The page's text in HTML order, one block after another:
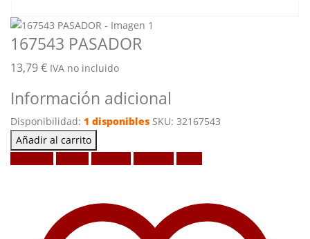
167543 PASADOR
13,79€ IVA no incluido
Información adicional
Disponibilidad: 1 disponibles SKU: 32167543
Añadir al carrito